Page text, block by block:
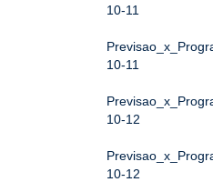
10-11
10-11
10-12
10-12